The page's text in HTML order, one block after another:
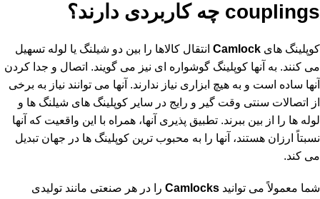
couplings چه کاربردی دارند؟
کوپلینگ های
انتقال کالاها را بین دو شیلنگ یا لوله تسهیل
می کنند. به آنها کوپلینگ گوشواره ای نیز می گویند. اتصال و جدا کردن
آنها ساده است و به هیچ ابزاری نیاز ندارند. آنها می توانند نیاز به برخی
از اتصالات سنتی وقت گیر و رایج در سایر کوپلینگ های شیلنگ ها و
لوله ها را از بین ببرند. تطبیق پذیری آنها، همراه با این واقعیت که آنها
نسبتاً ارزان هستند، آنها را به محبوب ترین کوپلینگ ها در جهان تبدیل
می کند.
شما معمولاً می توانید Camlocks را در هر صنعتی مانند تولیدی